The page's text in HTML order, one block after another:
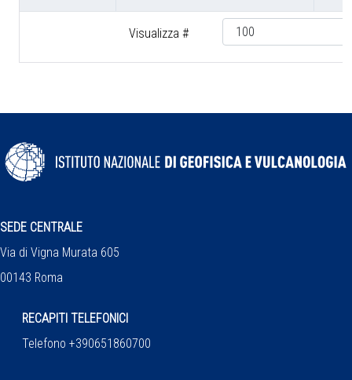
Visualizza #
SEDE CENTRALE
Via di Vigna Murata 605
00143 Roma
RECAPITI TELEFONICI
Telefono +390651860700